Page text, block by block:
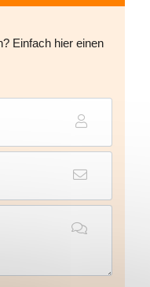
Einfach hier einen